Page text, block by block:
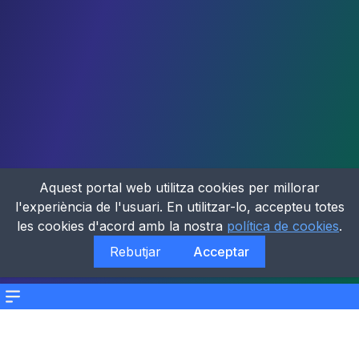
Menu
Aquest portal web utilitza cookies per millorar
l'experiència de l'usuari. En utilitzar-lo, accepteu totes
les cookies d'acord amb la nostra política de cookies.
Rebutjar
Acceptar